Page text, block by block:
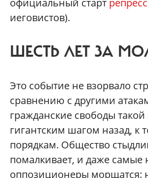
официальный старт
иеговистов).
ШЕСТЬ ЛЕТ ЗА
Это событие не взорвало
сравнению с другими
гражданские свободы такой
гигантским шагом назад, к
порядкам. Общество
помалкивает, и даже самые
оппозиционеры морщатся: